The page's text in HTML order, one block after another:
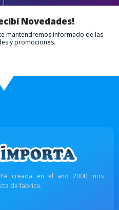
Novedades!
mantendremos informado de las
y promociones.
creada en el año 2000, nos
de fabrica.